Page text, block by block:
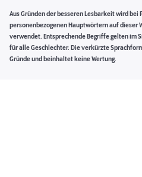
Aus Gründen der besseren Lesbarkeit wird bei
personenbezogenen Hauptwörtern auf dieser
verwendet. Entsprechende Begriffe gelten im
für alle Geschlechter. Die verkürzte
Gründe und beinhaltet keine Wertung.